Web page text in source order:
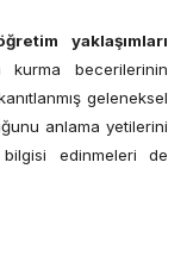
yaklaşımları
becerilerinin
geleneksel
anlama yetilerini
edinmeleri de